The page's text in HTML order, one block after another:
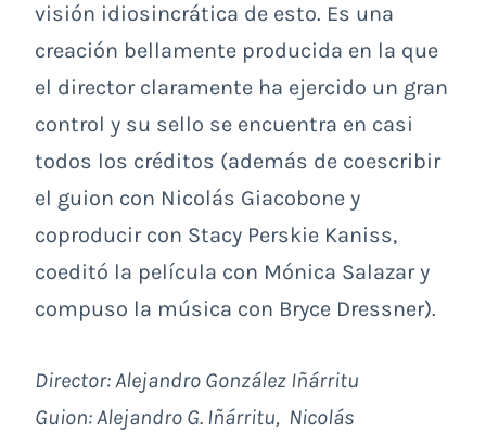
visión idiosincrática de esto. Es una
creación bellamente producida en la que
el director claramente ha ejercido un gran
control y su sello se encuentra en casi
todos los créditos (además de coescribir
el guion con Nicolás Giacobone y
coproducir con Stacy Perskie Kaniss,
coeditó la película con Mónica Salazar y
compuso la música con Bryce Dressner).
Director: Alejandro González Iñárritu
Guion: Alejandro G. Iñárritu, Nicolás